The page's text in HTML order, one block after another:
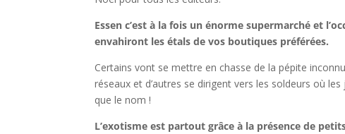
Essen c’est à la fois un énorme supermarché et
envahiront les étals de vos boutiques préférées.
Certains vont se mettre en chasse de la pépite
réseaux et d’autres se dirigent vers les soldeurs où
que le nom !
L’exotisme est partout grâce à la présence de